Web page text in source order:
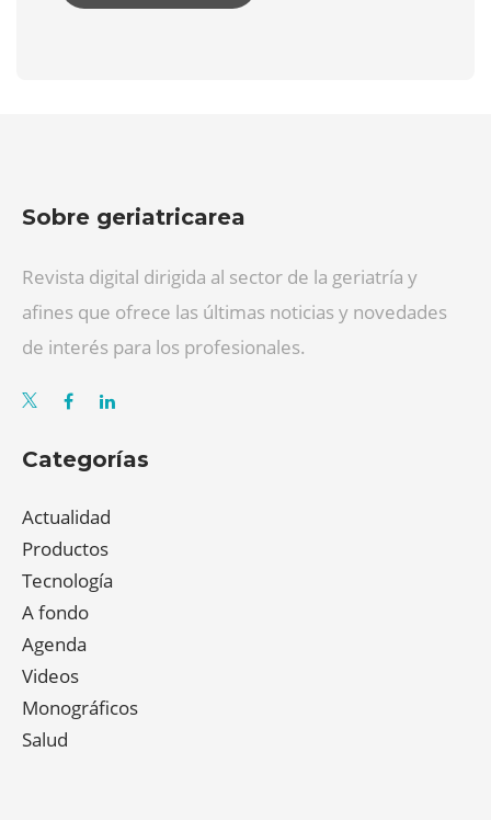
Sobre geriatricarea
Revista digital dirigida al sector de la geriatría y
afines que ofrece las últimas noticias y novedades
de interés para los profesionales.
Categorías
Actualidad
Productos
Tecnología
A fondo
Agenda
Videos
Monográficos
Salud